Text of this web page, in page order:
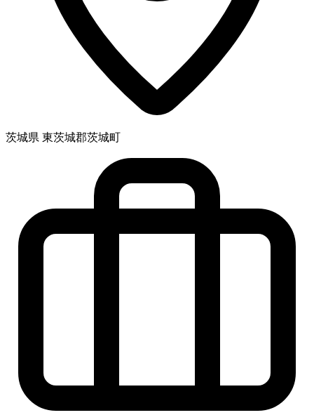
茨城県 東茨城郡茨城町